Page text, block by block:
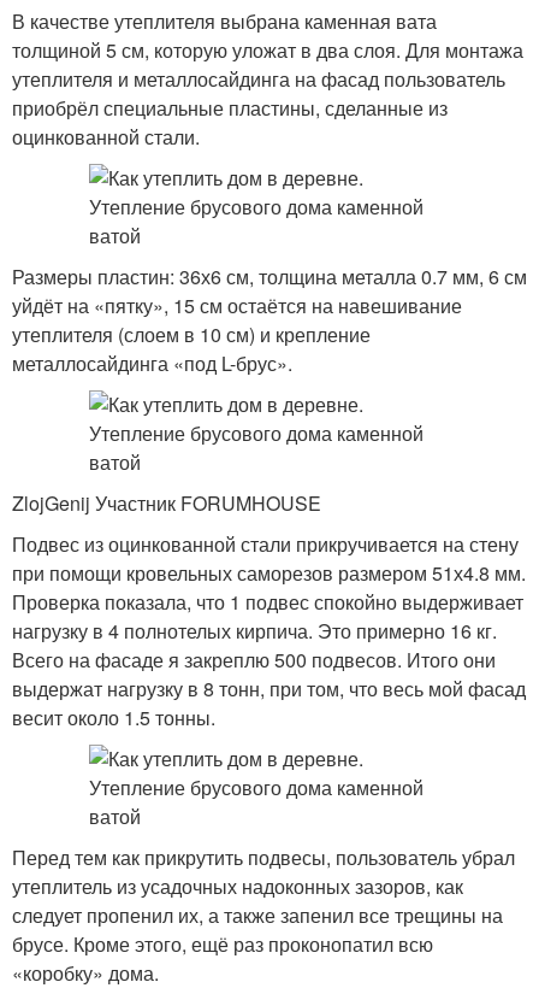
В качестве утеплителя выбрана каменная вата
толщиной 5 см, которую уложат в два слоя. Для монтажа
утеплителя и металлосайдинга на фасад пользователь
приобрёл специальные пластины, сделанные из
оцинкованной стали.
Размеры пластин: 36х6 см, толщина металла 0.7 мм, 6 см
уйдёт на «пятку», 15 см остаётся на навешивание
утеплителя (слоем в 10 см) и крепление
металлосайдинга «под L-брус».
ZlojGenij Участник FORUMHOUSE
Подвес из оцинкованной стали прикручивается на стену
при помощи кровельных саморезов размером 51х4.8 мм.
Проверка показала, что 1 подвес спокойно выдерживает
нагрузку в 4 полнотелых кирпича. Это примерно 16 кг.
Всего на фасаде я закреплю 500 подвесов. Итого они
выдержат нагрузку в 8 тонн, при том, что весь мой фасад
весит около 1.5 тонны.
Перед тем как прикрутить подвесы, пользователь убрал
утеплитель из усадочных надоконных зазоров, как
следует пропенил их, а также запенил все трещины на
брусе. Кроме этого, ещё раз проконопатил всю
«коробку» дома.